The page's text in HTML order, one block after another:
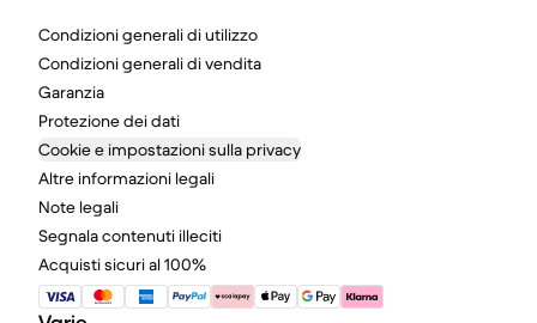
Condizioni generali di utilizzo
Condizioni generali di vendita
Garanzia
Protezione dei dati
Cookie e impostazioni sulla privacy
Altre informazioni legali
Note legali
Segnala contenuti illeciti
Acquisti sicuri al 100%